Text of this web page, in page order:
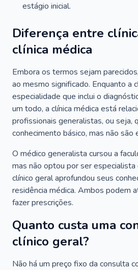
estágio inicial.
Diferença entre
clínica médica
Embora os termos sejam
ao mesmo significado. Enquanto a
especialidade que inclui o
um todo, a clínica médica está
profissionais generalistas, ou seja,
conhecimento básico, mas não são
O médico generalista cursou a
mas não optou por ser especialista
clínico geral aprofundou seus
residência médica. Ambos podem
fazer prescrições.
Quanto custa uma
clínico geral?
Não há um preço fixo da consulta